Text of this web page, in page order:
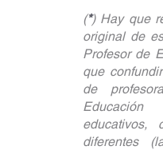
(*) Hay que
original de
Profesor de
que
de
educativos,
diferentes